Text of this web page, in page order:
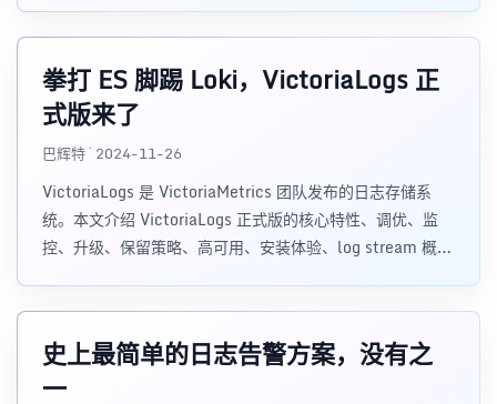
拳打 ES 脚踢 Loki，VictoriaLogs 正
式版来了
巴辉特 · 2024-11-26
VictoriaLogs 是 VictoriaMetrics 团队发布的日志存储系
统。本文介绍 VictoriaLogs 正式版的核心特性、调优、监
控、升级、保留策略、高可用、安装体验、log stream 概
史上最简单的日志告警方案，没有之
一